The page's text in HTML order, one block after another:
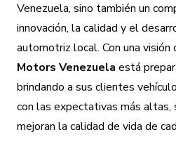
Venezuela, sino también un
innovación, la calidad y el
automotriz local. Con una
Motors Venezuela está
brindando a sus clientes
con las expectativas más altas,
mejoran la calidad de vida de